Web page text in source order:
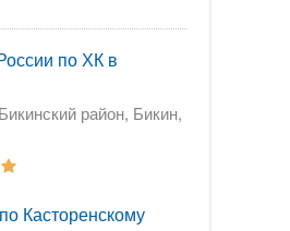
по ХК в
район, Бикин,
Касторенскому